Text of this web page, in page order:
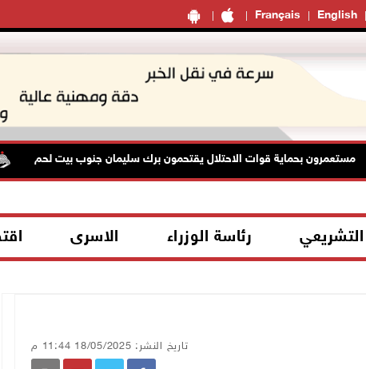
Français English
مستعمرون بحماية قوات الاحتلال يقتحمون برك سليمان جنوب بيت لحم
التشريعي رئاسة الوزراء الاسرى
تاريخ النشر: 18/05/2025 11:44 م